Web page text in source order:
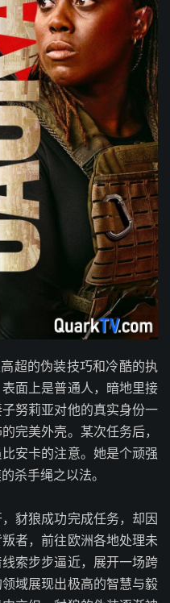
超的伪装技巧和冷酷的执
面上是普通人，暗地里接
努莉亚对他的真实身份一
完美外壳。某次任务后，
安卡的注意。她是个顽强
杀手绳之以法。
豺狼成功完成任务，却因
者，前往欧洲各地处理未
索步步逼近，展开一场跨
域展现出极高的智慧与毅